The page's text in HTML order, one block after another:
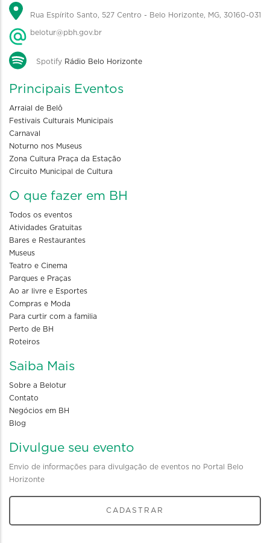
Rua Espírito Santo, 527 Centro - Belo Horizonte, MG, 30160-031
belotur@pbh.gov.br
Spotify Rádio Belo Horizonte
Principais Eventos
Arraial de Belô
Festivais Culturais Municipais
Carnaval
Noturno nos Museus
Zona Cultura Praça da Estação
Circuito Municipal de Cultura
O que fazer em BH
Todos os eventos
Atividades Gratuitas
Bares e Restaurantes
Museus
Teatro e Cinema
Parques e Praças
Ao ar livre e Esportes
Compras e Moda
Para curtir com a familia
Perto de BH
Roteiros
Saiba Mais
Sobre a Belotur
Contato
Negócios em BH
Blog
Divulgue seu evento
Envio de informações para divulgação de eventos no Portal Belo
Horizonte
CADASTRAR